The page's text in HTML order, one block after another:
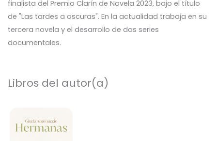
finalista del Premio Clarín de Novela 2023, bajo el título
de "Las tardes a oscuras". En la actualidad trabaja en su
tercera novela y el desarrollo de dos series
documentales.
Libros del autor(a)